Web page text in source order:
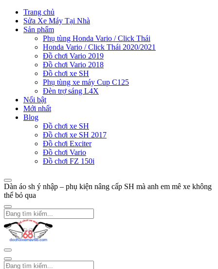
Trang chủ
Sửa Xe Máy Tại Nhà
Sản phẩm
Phụ tùng Honda Vario / Click Thái
Honda Vario / Click Thái 2020/2021
Đồ chơi Vario 2019
Đồ chơi Vario 2018
Đồ chơi xe SH
Phụ tùng xe máy Cup C125
Đèn trợ sáng L4X
Nổi bật
Mới nhất
Blog
Đồ chơi xe SH
Đồ chơi xe SH 2017
Đồ chơi Exciter
Đồ chơi Vario
Đồ chơi FZ 150i
Dàn áo sh ý nhập – phụ kiện nâng cấp SH mà anh em mê xe không
thể bỏ qua